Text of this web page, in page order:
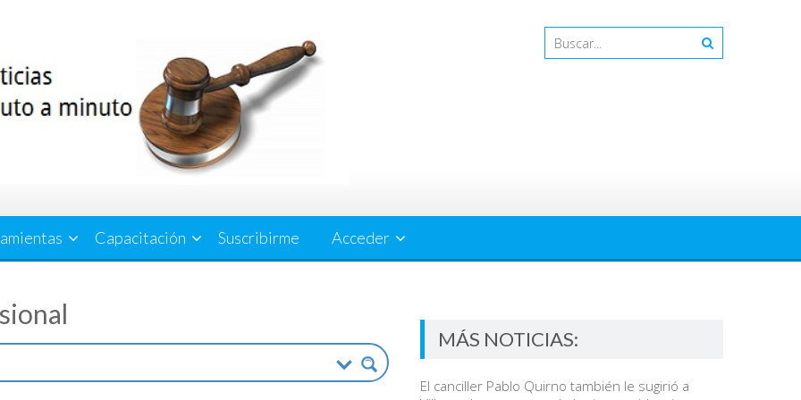
Capacitación Suscribirme Acceder
MÁS NOTICIAS:
El canciller Pablo Quirno también le sugirió a